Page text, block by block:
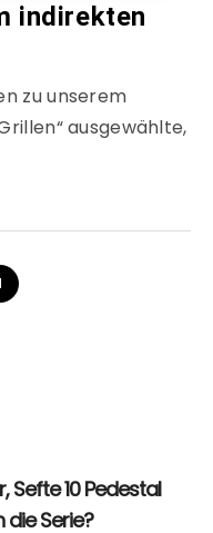
indirekten
zu unserem
ausgewählte,